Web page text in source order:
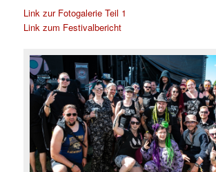
Link zur Fotogalerie Teil 1
Link zum Festivalbericht